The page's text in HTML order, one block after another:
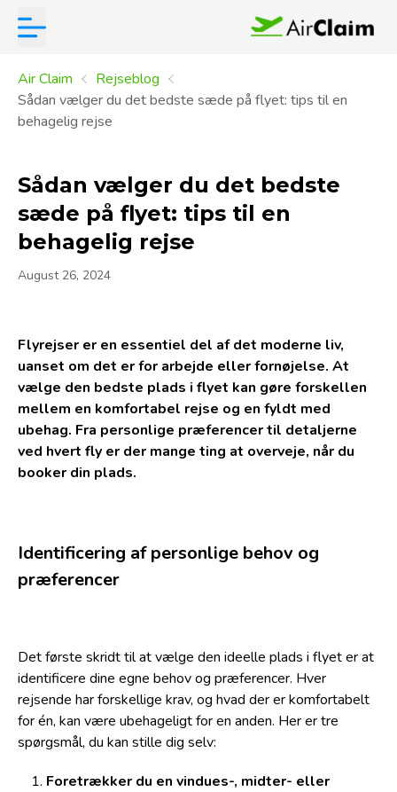
Air Claim
Rejseblog
Sådan vælger du det bedste sæde på flyet: tips til en
behagelig rejse
Sådan vælger du det bedste
sæde på flyet: tips til en
behagelig rejse
August 26, 2024
Flyrejser er en essentiel del af det moderne liv,
uanset om det er for arbejde eller fornøjelse. At
vælge den bedste plads i flyet kan gøre forskellen
mellem en komfortabel rejse og en fyldt med
ubehag. Fra personlige præferencer til detaljerne
ved hvert fly er der mange ting at overveje, når du
booker din plads.
Identificering af personlige behov og
præferencer
Det første skridt til at vælge den ideelle plads i flyet er at
identificere dine egne behov og præferencer. Hver
rejsende har forskellige krav, og hvad der er komfortabelt
for én, kan være ubehageligt for en anden. Her er tre
spørgsmål, du kan stille dig selv:
Foretrækker du en vindues-, midter- eller